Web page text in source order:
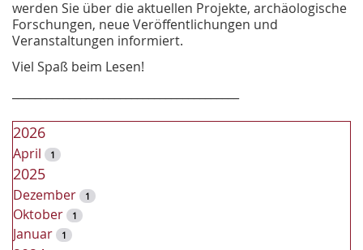
werden Sie über die aktuellen Projekte, archäologische
Forschungen, neue Veröffentlichungen und
Veranstaltungen informiert.
Viel Spaß beim Lesen!
2026
April 1
2025
Dezember 1
Oktober 1
Januar 1